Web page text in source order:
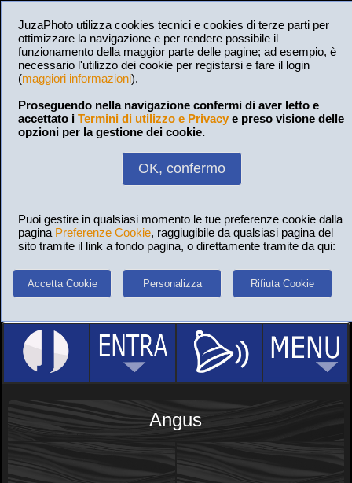
JuzaPhoto utilizza cookies tecnici e cookies di terze parti per
ottimizzare la navigazione e per rendere possibile il
funzionamento della maggior parte delle pagine; ad esempio, è
necessario l'utilizzo dei cookie per registarsi e fare il login
(maggiori informazioni).
Proseguendo nella navigazione confermi di aver letto e
accettato i Termini di utilizzo e Privacy e preso visione delle
opzioni per la gestione dei cookie.
OK, confermo
Puoi gestire in qualsiasi momento le tue preferenze cookie dalla
pagina Preferenze Cookie, raggiugibile da qualsiasi pagina del
sito tramite il link a fondo pagina, o direttamente tramite da qui:
Accetta Cookie Personalizza Rifiuta Cookie
Angus